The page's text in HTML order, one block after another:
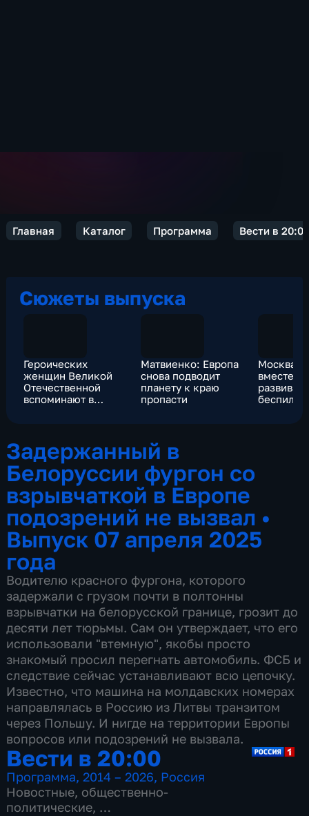
Главная Каталог Программа Вести в 20:00
Сюжеты выпуска
Героических
женщин Великой
Отечественной
вспоминают в
Матвиенко: Европа
снова подводит
планету к краю
пропасти
Москва и
вместе
Задержанный в
Белоруссии фургон со
взрывчаткой в Европе
подозрений не вызвал •
Выпуск 07 апреля 2025
года
Водителю красного фургона, которого
задержали с грузом почти в полтонны
взрывчатки на белорусской границе, грозит до
десяти лет тюрьмы. Сам он утверждает, что его
использовали "втемную", якобы просто
знакомый просил перегнать автомобиль. ФСБ и
следствие сейчас устанавливают всю цепочку.
Известно, что машина на молдавских номерах
направлялась в Россию из Литвы транзитом
через Польшу. И нигде на территории Европы
вопросов или подозрений не вызвала.
Вести в 20:00
Программа,2014 – 2026, Россия
Новостные, общественно-
политические,